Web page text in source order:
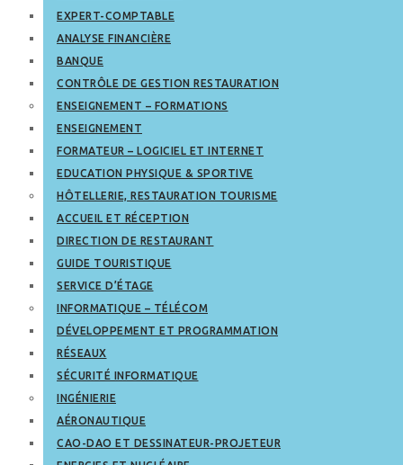
EXPERT-COMPTABLE
ANALYSE FINANCIÈRE
BANQUE
CONTRÔLE DE GESTION RESTAURATION
ENSEIGNEMENT – FORMATIONS
ENSEIGNEMENT
FORMATEUR – LOGICIEL ET INTERNET
EDUCATION PHYSIQUE & SPORTIVE
HÔTELLERIE, RESTAURATION TOURISME
ACCUEIL ET RÉCEPTION
DIRECTION DE RESTAURANT
GUIDE TOURISTIQUE
SERVICE D’ÉTAGE
INFORMATIQUE – TÉLÉCOM
DÉVELOPPEMENT ET PROGRAMMATION
RÉSEAUX
SÉCURITÉ INFORMATIQUE
INGÉNIERIE
AÉRONAUTIQUE
CAO-DAO ET DESSINATEUR-PROJETEUR